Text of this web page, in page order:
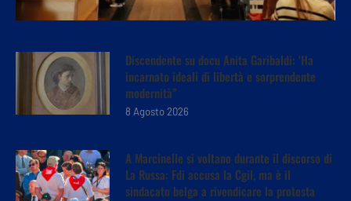
Discendente su docu Anita Garibaldi: ‘Ha
incarnato ideali di libertà e sorprendente
modernità”
8 Agosto 2026
A Marcinelle si voltano durante il discorso di
La Russa: Fdi accusa la Cgil, ma è il
sindacato belga a rivendicare la protesta